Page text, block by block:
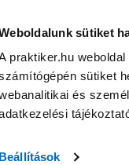
sütiket
praktiker.hu
sütiket
és
Beállítások